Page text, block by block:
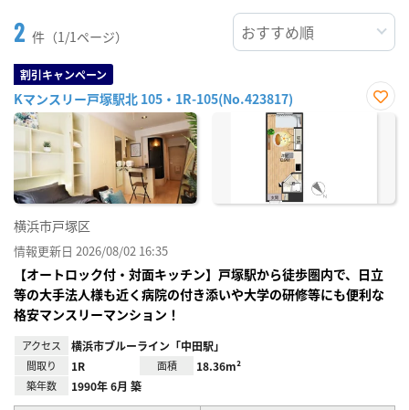
2 件（1/1ページ）
割引キャンペーン
Kマンスリー戸塚駅北 105・1R-105(No.423817)
お気
横浜市戸塚区
情報更新日 2026/08/02 16:35
【オートロック付・対面キッチン】戸塚駅から徒歩圏内で、日立
等の大手法人様も近く病院の付き添いや大学の研修等にも便利な
格安マンスリーマンション！
アクセス 横浜市ブルーライン「中田駅」
間取り 1R 面積 18.36m²
築年数 1990年 6月 築